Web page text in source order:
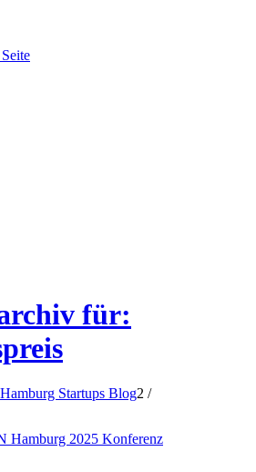
Hamburg 2025 Konferenz
für:
Hamburg Startups Blog2 /